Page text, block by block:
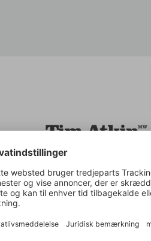
Tim Atkin om:
Colección is generally
more chiselled 2021